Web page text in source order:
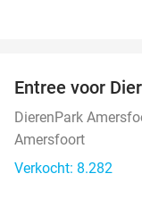
Entree voor
DierenPark
Amersfoort
Verkocht: 8.282